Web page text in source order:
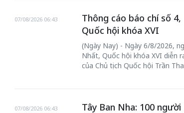
Thông cáo báo chí số
Quốc hội khóa XVI
07/08/2026 06:43
(Ngày Nay) - Ngày 6/8/2026,
Nhất, Quốc hội khóa XVI diễn
của Chủ tịch Quốc hội Trần
Tây Ban Nha: 100
07/08/2026 06:43